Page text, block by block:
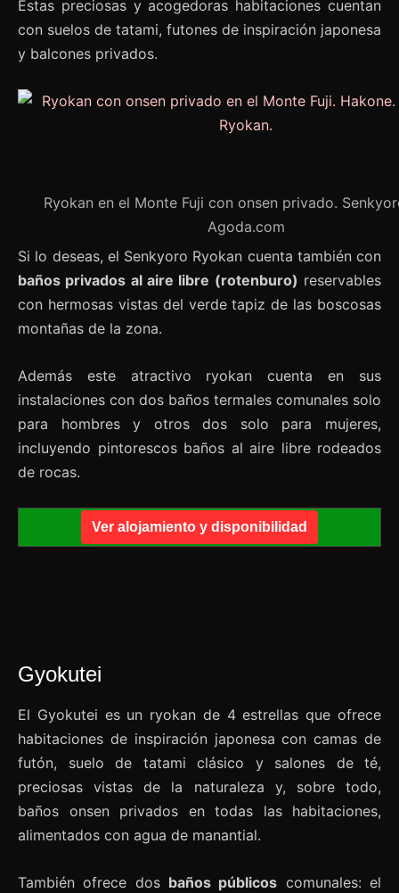
Estas preciosas y acogedoras habitaciones cuentan
con suelos de tatami, futones de inspiración japonesa
y balcones privados.
Ryokan en el Monte Fuji con onsen privado.
Agoda.com
Si lo deseas, el Senkyoro Ryokan cuenta también con
baños privados al aire libre (rotenburo) reservables
con hermosas vistas del verde tapiz de las boscosas
montañas de la zona.
Además este atractivo ryokan cuenta en sus
instalaciones con dos baños termales comunales solo
para hombres y otros dos solo para mujeres,
incluyendo pintorescos baños al aire libre rodeados
de rocas.
Ver alojamiento y disponibilidad
Gyokutei
El Gyokutei es un ryokan de 4 estrellas que ofrece
habitaciones de inspiración japonesa con camas de
futón, suelo de tatami clásico y salones de té,
preciosas vistas de la naturaleza y, sobre todo,
baños onsen privados en todas las habitaciones,
alimentados con agua de manantial.
También ofrece dos baños públicos comunales: el